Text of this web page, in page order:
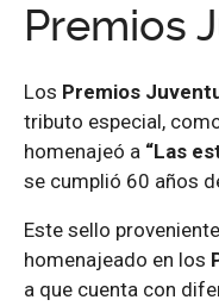
Premios
Los Premios
tributo especial,
homenajeó a “Las
se cumplió 60 años
Este sello
homenajeado en los
a que cuenta con